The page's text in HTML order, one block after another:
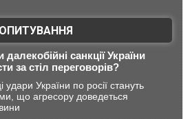
ОПИТУВАННЯ
санкції України
за стіл переговорів?
удари України по росії стануть
що агресору доведеться